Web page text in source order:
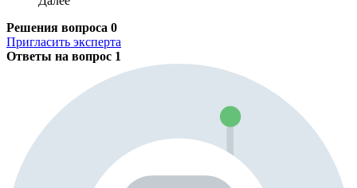
Решения вопроса 0
Пригласить эксперта
Ответы на вопрос 1